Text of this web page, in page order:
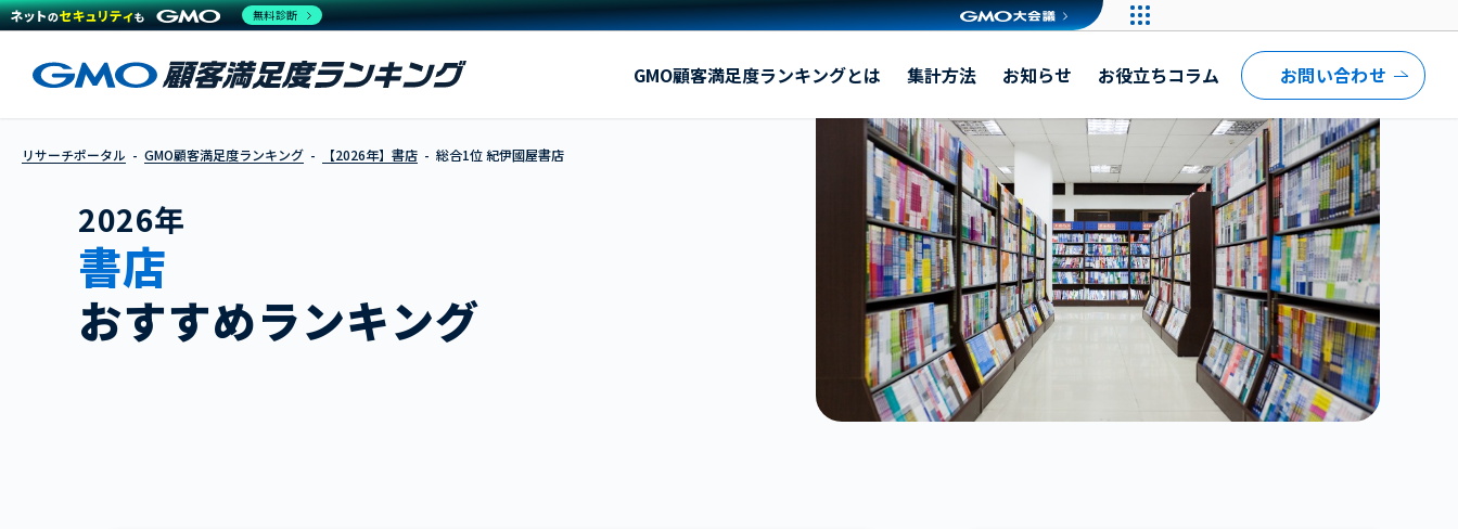
GMO顧客満足度ランキングとは 集計方法 お知らせ お役立ちコラム お問い合わせ
リサーチポータル GMO顧客満足度ランキング 【2026年】書店 総合1位 紀伊國屋書店
2026年
書店
おすすめランキング
無料診断